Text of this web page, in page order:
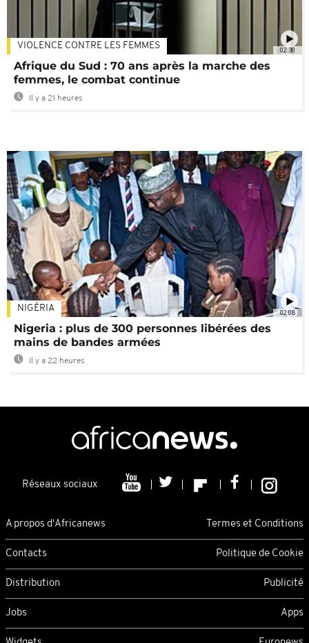
02:30
VIOLENCE CONTRE LES FEMMES
Afrique du Sud : 70 ans après la marche des
femmes, le combat continue
Il y a 21 heures
02:08
NIGÉRIA
Nigeria : plus de 300 personnes libérées des
mains de bandes armées
Il y a 22 heures
Réseaux sociaux
A propos d'Africanews Termes et Conditions
Contacts Politique de Cookie
Distribution Publicité
Jobs Apps